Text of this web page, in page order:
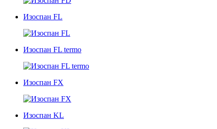
Изоспан FL
Изоспан FL termo
Изоспан FX
Изоспан KL